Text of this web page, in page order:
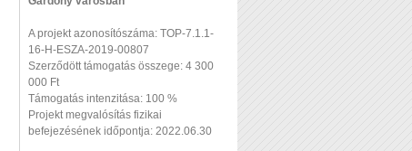
A projekt azonosítószáma: TOP-7.1.1-
16-H-ESZA-2019-00807
Szerződött támogatás összege: 4 300
000 Ft
Támogatás intenzitása: 100 %
Projekt megvalósítás fizikai
befejezésének időpontja: 2022.06.30